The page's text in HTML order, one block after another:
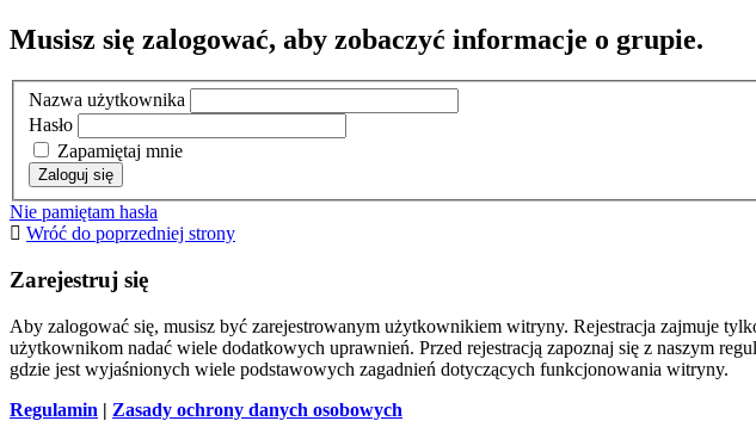
Musisz się zalogować, aby zobaczyć informacje o grupie.
Nazwa użytkownika
Hasło
Zapamiętaj mnie
Nie pamiętam hasła
Wróć do poprzedniej strony
Zarejestruj się
Aby zalogować się, musisz być zarejestrowanym użytkownikiem witryny. Rejestracja zajmuje
użytkownikom nadać wiele dodatkowych uprawnień. Przed rejestracją zapoznaj się z naszym
gdzie jest wyjaśnionych wiele podstawowych zagadnień dotyczących funkcjonowania witryny.
Regulamin | Zasady ochrony danych osobowych